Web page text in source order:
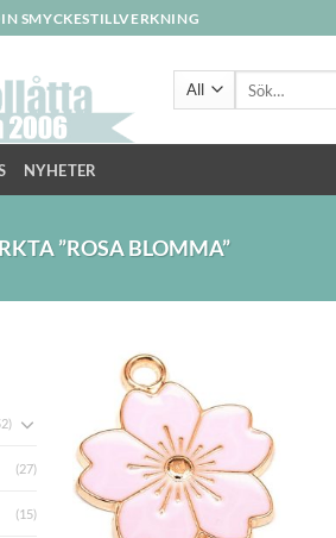
SMYCKESTILLVERKNING
NYHETER
”ROSA BLOMMA”
(27)
(15)
Lägg
till i
önskelistan